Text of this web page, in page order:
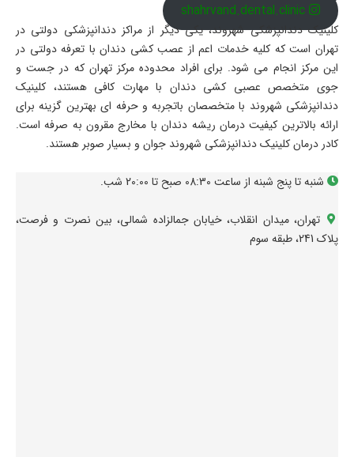
shahrvand.dental.clinic
کلینیک دندانپزشکی شهروند، یکی دیگر از مراکز دندانپزشکی دولتی در
تهران است که کلیه خدمات اعم از عصب کشی دندان با تعرفه دولتی در
این مرکز انجام می شود. برای افراد محدوده مرکز تهران که در جست و
جوی متخصص عصبی کشی دندان با مهارت کافی هستند، کلینیک
دندانپزشکی شهروند با متخصصان باتجربه و حرفه ای بهترین گزینه برای
ارائه بالاترین کیفیت درمان ریشه دندان با مخارج مقرون به صرفه است.
کادر درمان کلینیک دندانپزشکی شهروند جوان و بسیار صوبر هستند.
شنبه تا پنج شبنه از ساعت 08:30 صبح تا 20:00 شب.
تهران، میدان انقلاب، خیابان جمالزاده شمالی، بین نصرت و فرصت،
پلاک 241، طبقه سوم